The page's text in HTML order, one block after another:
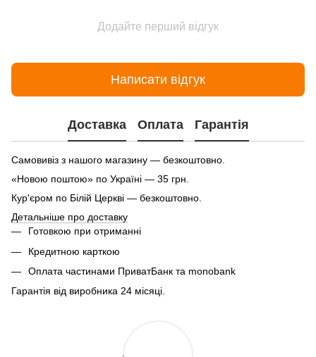
Додайте перший відгук
Написати відгук
Доставка Оплата Гарантія
Самовивіз з нашого магазину — безкоштовно.
«Новою поштою» по Україні — 35 грн.
Кур'єром по Білій Церкві — безкоштовно.
Детальніше про доставку
Готовкою при отриманні
Кредитною карткою
Оплата частинами ПриватБанк та monobank
Гарантія від виробника 24 місяці.